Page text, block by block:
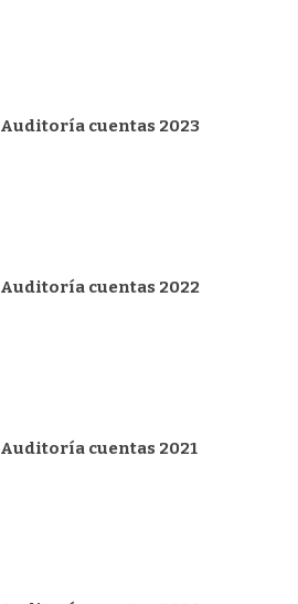
Auditoría cuentas 2023
Auditoría cuentas 2022
Auditoría cuentas 2021